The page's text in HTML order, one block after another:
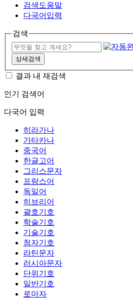
검색도움말
다국어입력
검색
상세검색
결과 내 재검색
인기 검색어
다국어 입력
히라가나
가타카나
중국어
한글고어
그리스문자
프랑스어
독일어
히브리어
괄호기호
학술기호
기술기호
첨자기호
라틴문자
러시아문자
단위기호
일반기호
로마자